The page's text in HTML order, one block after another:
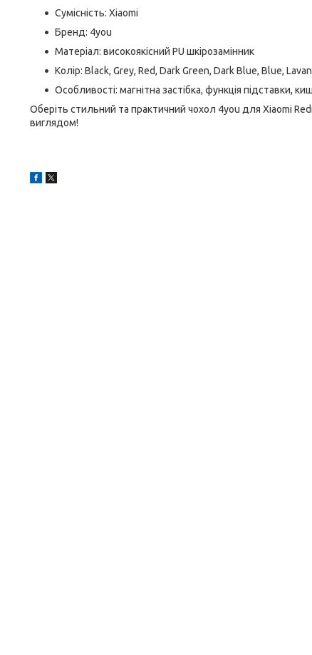
Сумісність: Xiaomi
Бренд: 4you
Матеріал: високоякісний PU шкірозамінник
Колір: Black, Grey, Red, Dark Green, Dark Blue, Blue,
Особливості: магнітна застібка, функція підставки,
Оберіть стильний та практичний чохол 4you для Xiaomi
виглядом!